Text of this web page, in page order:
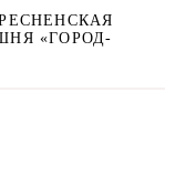
«ГОРОД-